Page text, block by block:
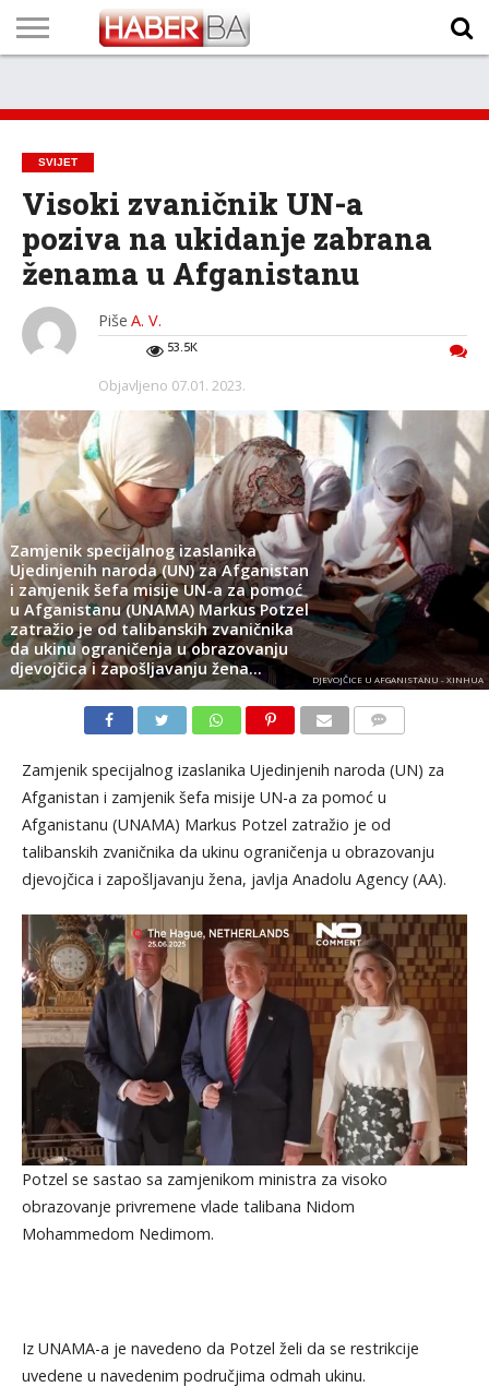
TECH
PROGRAM
PROGNOZA
PUTEVIMA
LISTA
NAMA
SVIJET
Visoki zvaničnik UN-a
poziva na ukidanje zabrana
ženama u Afganistanu
Piše A. V.
53.5K
Objavljeno 07.01. 2023.
Zamjenik specijalnog izaslanika
Ujedinjenih naroda (UN) za Afganistan
i zamjenik šefa misije UN-a za pomoć
u Afganistanu (UNAMA) Markus Potzel
zatražio je od talibanskih zvaničnika
da ukinu ograničenja u obrazovanju
djevojčica i zapošljavanju žena…
DJEVOJČICE U AFGANISTANU - XINHUA
Zamjenik specijalnog izaslanika Ujedinjenih naroda (UN) za
Afganistan i zamjenik šefa misije UN-a za pomoć u
Afganistanu (UNAMA) Markus Potzel zatražio je od
talibanskih zvaničnika da ukinu ograničenja u obrazovanju
djevojčica i zapošljavanju žena, javlja Anadolu Agency (AA).
Potzel se sastao sa zamjenikom ministra za visoko
obrazovanje privremene vlade talibana Nidom
Mohammedom Nedimom.
Iz UNAMA-a je navedeno da Potzel želi da se restrikcije
uvedene u navedenim područjima odmah ukinu.